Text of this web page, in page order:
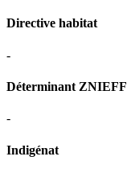
Directive habitat
-
Déterminant ZNIEFF
-
Indigénat